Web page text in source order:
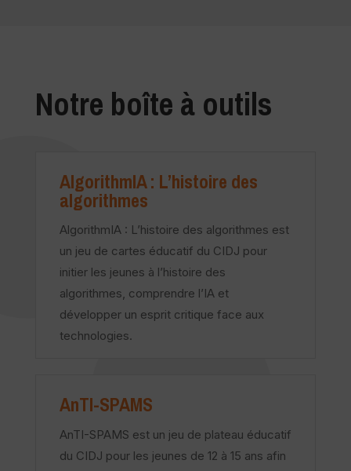
Notre boîte à outils
AlgorithmIA : L’histoire des
algorithmes
AlgorithmIA : L’histoire des algorithmes est
un jeu de cartes éducatif du CIDJ pour
initier les jeunes à l’histoire des
algorithmes, comprendre l’IA et
développer un esprit critique face aux
technologies.
AnTI-SPAMS
AnTI-SPAMS est un jeu de plateau éducatif
du CIDJ pour les jeunes de 12 à 15 ans afin